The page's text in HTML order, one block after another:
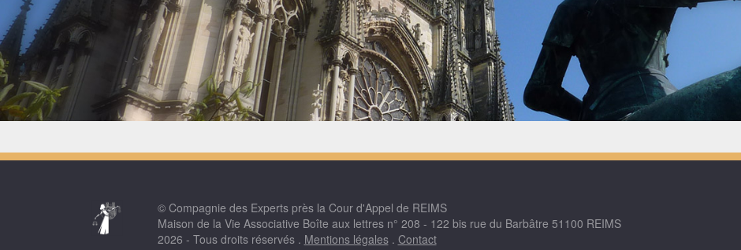
© Compagnie des Experts près la Cour d'Appel de REIMS
Maison de la Vie Associative Boîte aux lettres n° 208 - 122 bis rue du Barbâtre 51100 REIMS
2026 - Tous droits réservés . Mentions légales. Contact